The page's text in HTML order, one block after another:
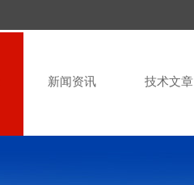
新闻资讯 技术文章